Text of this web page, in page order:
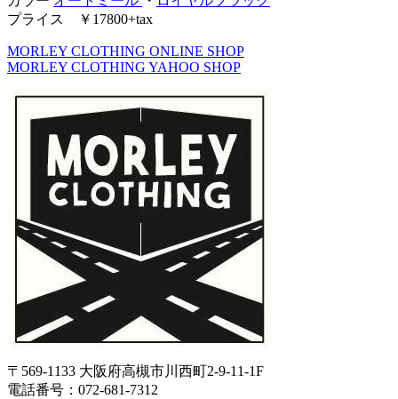
プライス ￥17800+tax
MORLEY CLOTHING ONLINE SHOP
MORLEY CLOTHING YAHOO SHOP
〒569-1133 大阪府高槻市川西町2-9-11-1F
電話番号：072-681-7312